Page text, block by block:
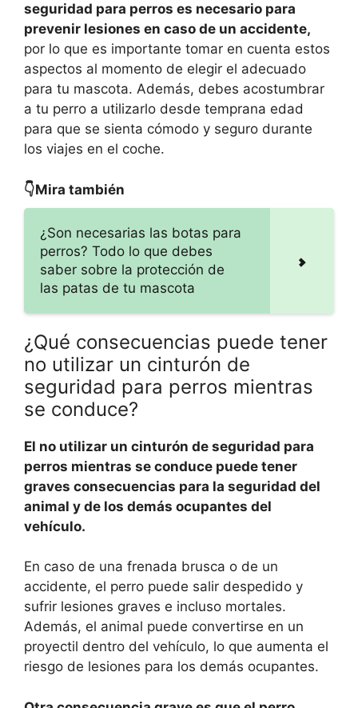
seguridad para perros es necesario para
prevenir lesiones en caso de un accidente,
por lo que es importante tomar en cuenta estos
aspectos al momento de elegir el adecuado
para tu mascota. Además, debes acostumbrar
a tu perro a utilizarlo desde temprana edad
para que se sienta cómodo y seguro durante
los viajes en el coche.
👇Mira también
¿Son necesarias las botas para
perros? Todo lo que debes
saber sobre la protección de
las patas de tu mascota
¿Qué consecuencias puede tener
no utilizar un cinturón de
seguridad para perros mientras
se conduce?
El no utilizar un cinturón de seguridad para
perros mientras se conduce puede tener
graves consecuencias para la seguridad del
animal y de los demás ocupantes del
vehículo.
En caso de una frenada brusca o de un
accidente, el perro puede salir despedido y
sufrir lesiones graves e incluso mortales.
Además, el animal puede convertirse en un
proyectil dentro del vehículo, lo que aumenta el
riesgo de lesiones para los demás ocupantes.